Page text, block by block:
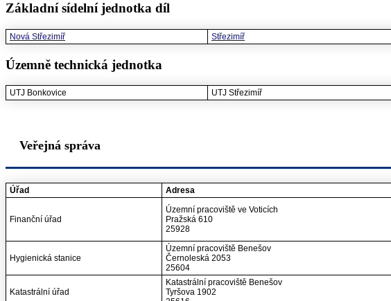
Základní sídelní jednotka díl
Nová Střezimíř Střezimíř
Územně technická jednotka
UTJ Bonkovice UTJ Střezimíř
Veřejná správa
Úřad Adresa
Finanční úřad
Územní pracoviště ve Voticích
Pražská 610
25928
Hygienická stanice
Územní pracoviště Benešov
Černoleská 2053
25604
Katastrální úřad
Katastrální pracoviště Benešov
Tyršova 1902